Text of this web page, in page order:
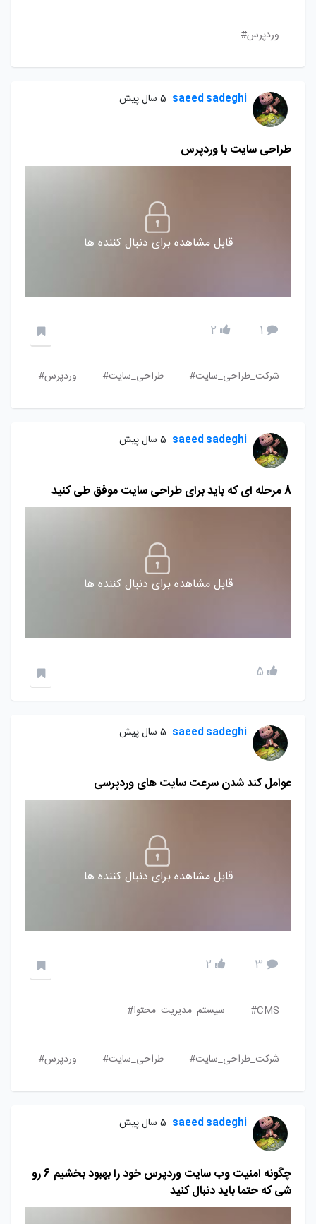
وردپرس#
saeed sadeghi 5 سال پیش
طراحی سایت با وردپرس
قابل مشاهده برای دنبال کننده ها
1
2
شرکت_طراحی_سایت# طراحی_سایت# وردپرس#
saeed sadeghi 5 سال پیش
8 مرحله ای که باید برای طراحی سایت موفق طی کنید
قابل مشاهده برای دنبال کننده ها
5
saeed sadeghi 5 سال پیش
عوامل کند شدن سرعت سایت های وردپرسی
قابل مشاهده برای دنبال کننده ها
3
2
CMS# سیستم_مدیریت_محتوا#
شرکت_طراحی_سایت# طراحی_سایت# وردپرس#
saeed sadeghi 5 سال پیش
چگونه امنیت وب سایت وردپرس خود را بهبود بخشیم 6 رو
شی که حتما باید دنبال کنید